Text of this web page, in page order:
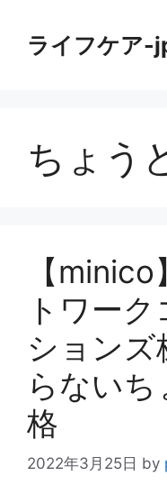
ライフケア-
ちょう
【
トワー
ションズ
らない
格
2022年3月25日 by